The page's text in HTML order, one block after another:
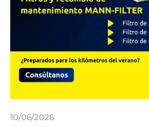
10/06/2026